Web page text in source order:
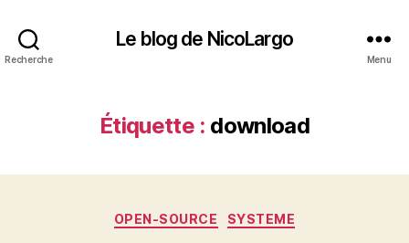
Recherche
Le blog de NicoLargo
Menu
Étiquette : download
Catégories
OPEN-SOURCE SYSTEME